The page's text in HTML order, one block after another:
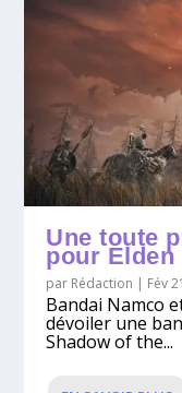
Une toute
pour
par Rédaction | Fév
Bandai Namco
dévoiler une
Shadow of the...